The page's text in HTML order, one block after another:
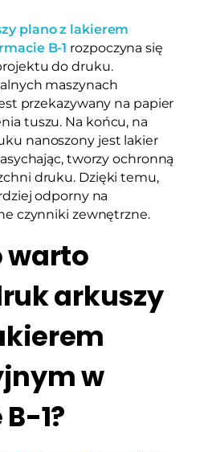
plano z lakierem
B-1 rozpoczyna się
do druku.
maszynach
przekazywany na papier
tuszu. Na końcu, na
nanoszony jest lakier
tworzy ochronną
druku. Dzięki temu,
odporny na
czynniki zewnętrzne.
warto
arkuszy
w
1?